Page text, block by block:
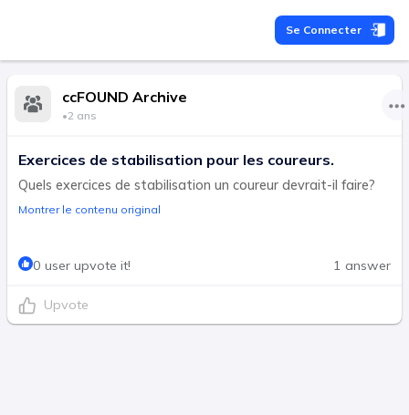
Se Connecter
ccFOUND Archive
•2 ans
Exercices de stabilisation pour les coureurs.
Quels exercices de stabilisation un coureur devrait-il faire?
Montrer le contenu original
0 user upvote it! 1 answer
Upvote